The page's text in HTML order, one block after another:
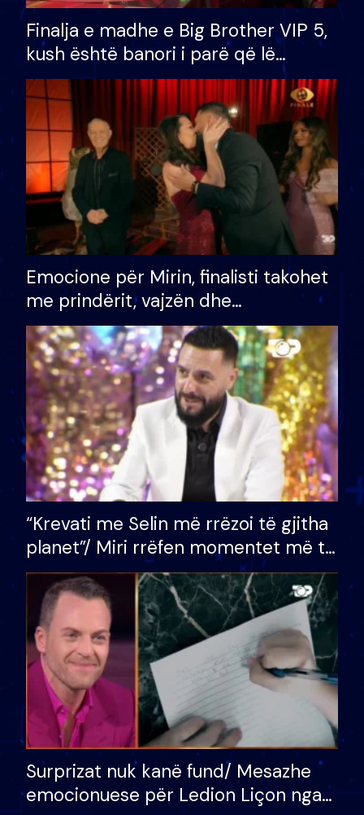
Finalja e madhe e Big Brother VIP 5,
kush është banori i parë që lë
shtëpinë dhe humb mundësinë për
të fituar çmimin e madh
Emocione për Mirin, finalisti takohet
me prindërit, vajzën dhe
bashkëshorten: S’kemi ndonjë letër
divorci apo jo?
“Krevati me Selin më rrëzoi të gjitha
planet”/ Miri rrëfen momentet më të
bukura në shtëpinë e BB VIP: Do më
mungojë zilja e mëngjesit kur…
Surprizat nuk kanë fund/ Mesazhe
emocionuese për Ledion Liçon nga